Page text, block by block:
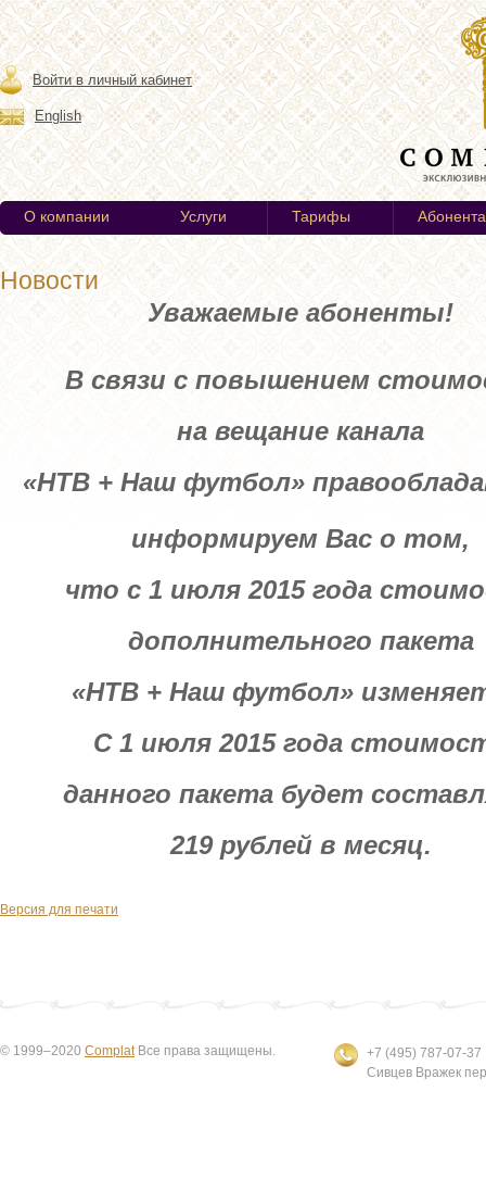
Войти в личный кабинет
English
О компании Услуги Тарифы
Новости
Уважаемые абоненты!
В связи с повышением
на вещание канала
«НТВ + Наш футбол»
информируем Вас о том,
что с 1 июля 2015 года
дополнительного пакета
«НТВ + Наш футбол»
С 1 июля 2015 года
данного пакета будет
219 рублей в месяц.
Версия для печати
© 1999–2020 ComplatВсе права защищены.
+7 (495) 787-07-37
Сивцев Вражек